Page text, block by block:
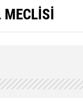
MECLİSİ